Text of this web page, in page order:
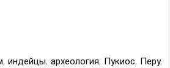
, индейцы, археология, Пукиос, Перу,